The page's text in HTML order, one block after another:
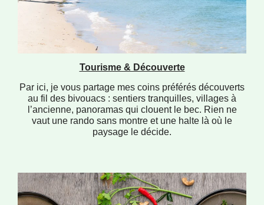
Tourisme & Découverte
Par ici, je vous partage mes coins préférés découverts
au fil des bivouacs : sentiers tranquilles, villages à
l’ancienne, panoramas qui clouent le bec. Rien ne
vaut une rando sans montre et une halte là où le
paysage le décide.